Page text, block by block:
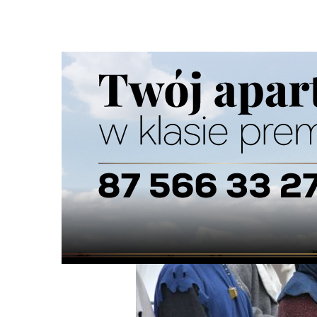
Ścieżka
nawigacyjna
Strona główna
Z ŻYCIA MIASTA 09/05/2026/ 0 Komentarzy
Turniej Rycerski o Pierścień Księżnej